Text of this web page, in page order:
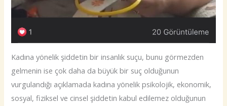
Kadına yönelik şiddetin bir insanlık suçu, bunu görmezden
gelmenin ise çok daha da büyük bir suç olduğunun
vurgulandığı açıklamada kadına yönelik psikolojik, ekonomik,
sosyal, fiziksel ve cinsel şiddetin kabul edilemez olduğunun